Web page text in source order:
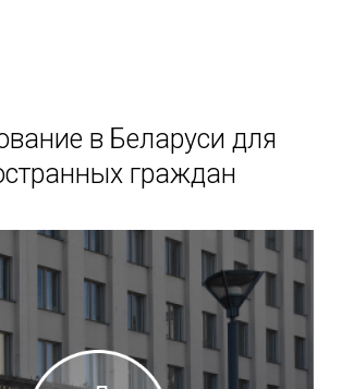
в Беларуси для
граждан